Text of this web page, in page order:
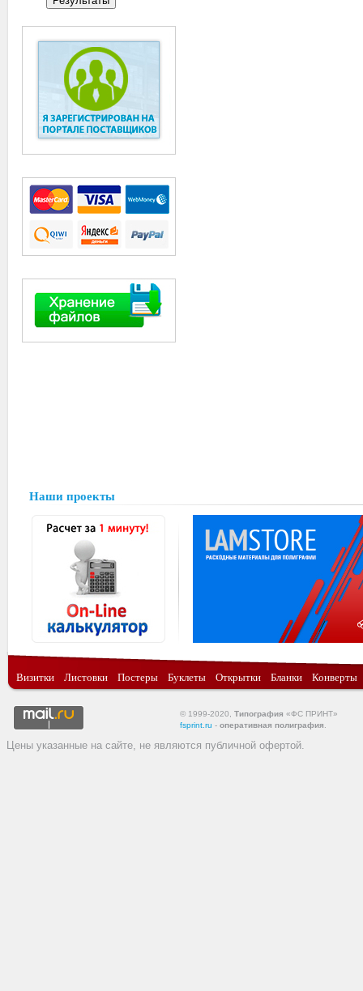
Наши проекты
Визитки Листовки Постеры Буклеты Открытки Бланки Конверты
© 1999-2020, Типография «ФС ПРИНТ»
fsprint.ru - оперативная полиграфия
Цены указанные на сайте, не являются публичной офертой.